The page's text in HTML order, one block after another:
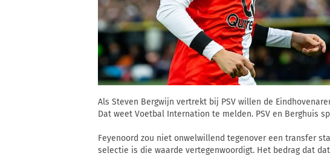
Als Steven Bergwijn vertrekt bij PSV willen de
Dat weet Voetbal Internation te melden. PSV en Berghuis
Feyenoord zou niet onwelwillend tegenover een transfer
selectie is die waarde vertegenwoordigt. Het bedrag dat